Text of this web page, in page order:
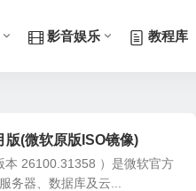
影音娱乐 教程库
(微软原版ISO镜像)
26100.31358 ）是微软官方
务器、数据库及云...